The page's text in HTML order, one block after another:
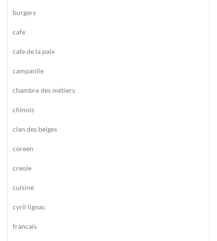
burgers
cafe
cafe de la paix
campanile
chambre des métiers
chinois
clan des belges
coreen
creole
cuisine
cyril lignac
francais